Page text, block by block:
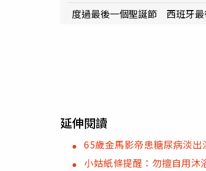
度過最後一個聖誕節 西班牙最
延伸閱讀
65歲金馬影帝患糖尿病淡
小姑紙條提醒：勿擅自用